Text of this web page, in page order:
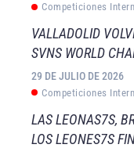
Competiciones
VALLADOLID
SVNS WORLD
29 DE JULIO DE 2026
Competiciones
LAS LEONAS7S,
LOS LEONES7S